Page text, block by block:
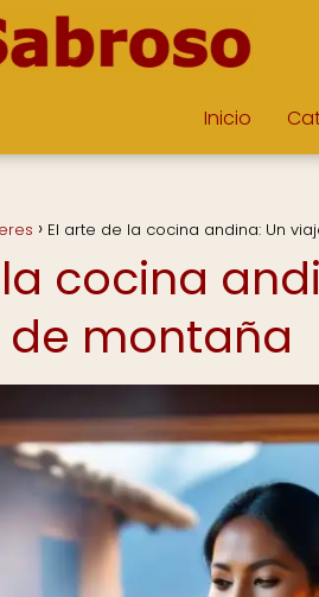
Inicio
El arte de la cocina andina: Un
cocina
montaña